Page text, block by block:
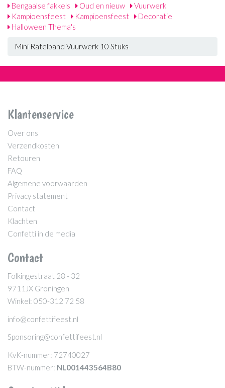
Bengaalse fakkels
Oud en nieuw
Vuurwerk
Kampioensfeest
Kampioensfeest
Decoratie
Halloween Thema's
Mini Ratelband Vuurwerk 10 Stuks
Klantenservice
Over ons
Verzendkosten
Retouren
FAQ
Algemene voorwaarden
Privacy statement
Contact
Klachten
Confetti in de media
Contact
Folkingestraat 28 - 32
9711JX Groningen
Winkel: 050-312 72 58
info@confettifeest.nl
Sponsoring@confettifeest.nl
KvK-nummer: 72740027
BTW-nummer: NL001443564B80